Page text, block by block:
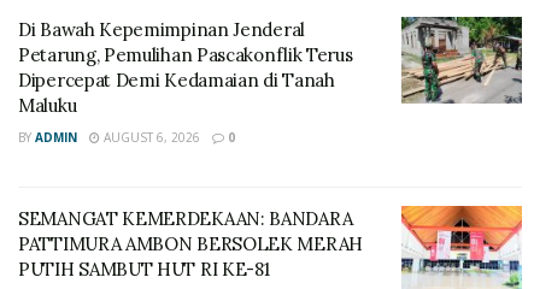
Di Bawah Kepemimpinan Jenderal
Petarung, Pemulihan Pascakonflik Terus
Dipercepat Demi Kedamaian di Tanah
Maluku
BY ADMIN AUGUST 6, 2026 0
SEMANGAT KEMERDEKAAN: BANDARA
PATTIMURA AMBON BERSOLEK MERAH
PUTIH SAMBUT HUT RI KE-81